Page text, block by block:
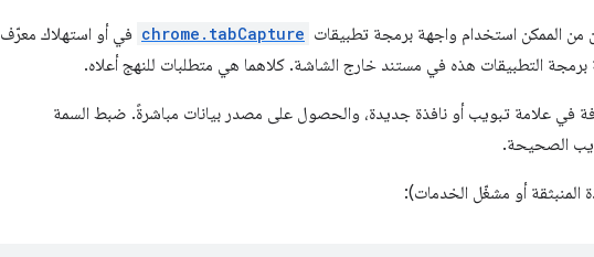
chrome.tabCapture في أو استهلاك معرّف
التطبيقات هذه في مستند خارج الشاشة. كلاهما هي متطلبات للنهج أعلاه.
في علامة تبويب أو نافذة جديدة، والحصول على مصدر بيانات مباشرةً. ضبط السمة
الصحيحة.
المنبثقة أو مشغّل الخدمات):